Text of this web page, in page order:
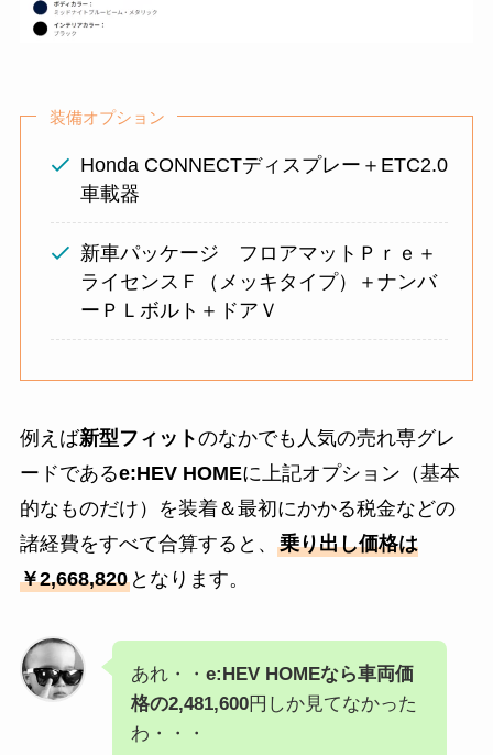
装備オプション
Honda CONNECTディスプレー＋ETC2.0
車載器
新車パッケージ フロアマットＰｒｅ＋
ライセンスＦ（メッキタイプ）＋ナンバ
ーＰＬボルト＋ドアＶ
例えば新型フィットのなかでも人気の売れ専グレ
ードであるe:HEV HOMEに上記オプション（基本
的なものだけ）を装着＆最初にかかる税金などの
諸経費をすべて合算すると、 乗り出し価格は
￥2,668,820となります。
あれ・・ e:HEV HOMEなら車両価
格の2,481,600円しか見てなかった
わ・・・